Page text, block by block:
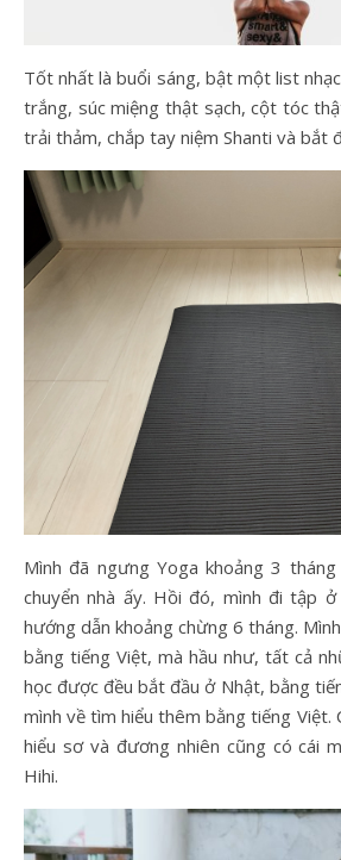
Tốt nhất là buổi sáng, bật một list
trắng, súc miệng thật sạch, cột tóc
trải thảm, chắp tay niệm Shanti và bắt
Mình đã ngưng Yoga khoảng 3
chuyển nhà ấy. Hồi đó, mình đi tập
hướng dẫn khoảng chừng 6 tháng.
bằng tiếng Việt, mà hầu như, tất cả
học được đều bắt đầu ở Nhật, bằng
mình về tìm hiểu thêm bằng tiếng Việt.
hiểu sơ và đương nhiên cũng có cái
Hihi.